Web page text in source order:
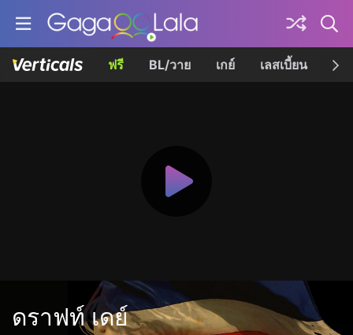
ฟรี BL/วาย เกย์ เลสเบี้ยน เค
ดราฟท์ เดย์